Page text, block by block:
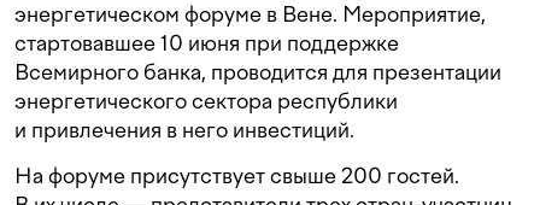
энергетическом форуме в Вене. Мероприятие,
стартовавшее 10 июня при поддержке
Всемирного банка, проводится для презентации
энергетического сектора республики
и привлечения в него инвестиций.
На форуме присутствует свыше 200 гостей.